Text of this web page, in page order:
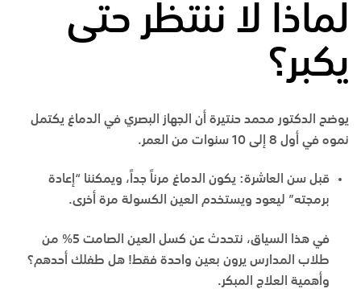
لماذا لا ننتظر حتى
يكبر؟
يوضح الدكتور محمد حنتيرة أن الجهاز البصري في الدماغ يكتمل
نموه في أول 8 إلى 10 سنوات من العمر.
قبل سن العاشرة: يكون الدماغ مرناً جداً، ويمكننا “إعادة
برمجته” ليعود ويستخدم العين الكسولة مرة أخرى.
في هذا السياق، نتحدث عن كسل العين الصامت 5% من
طلاب المدارس يرون بعين واحدة فقط! هل طفلك أحدهم؟
وأهمية العلاج المبكر.